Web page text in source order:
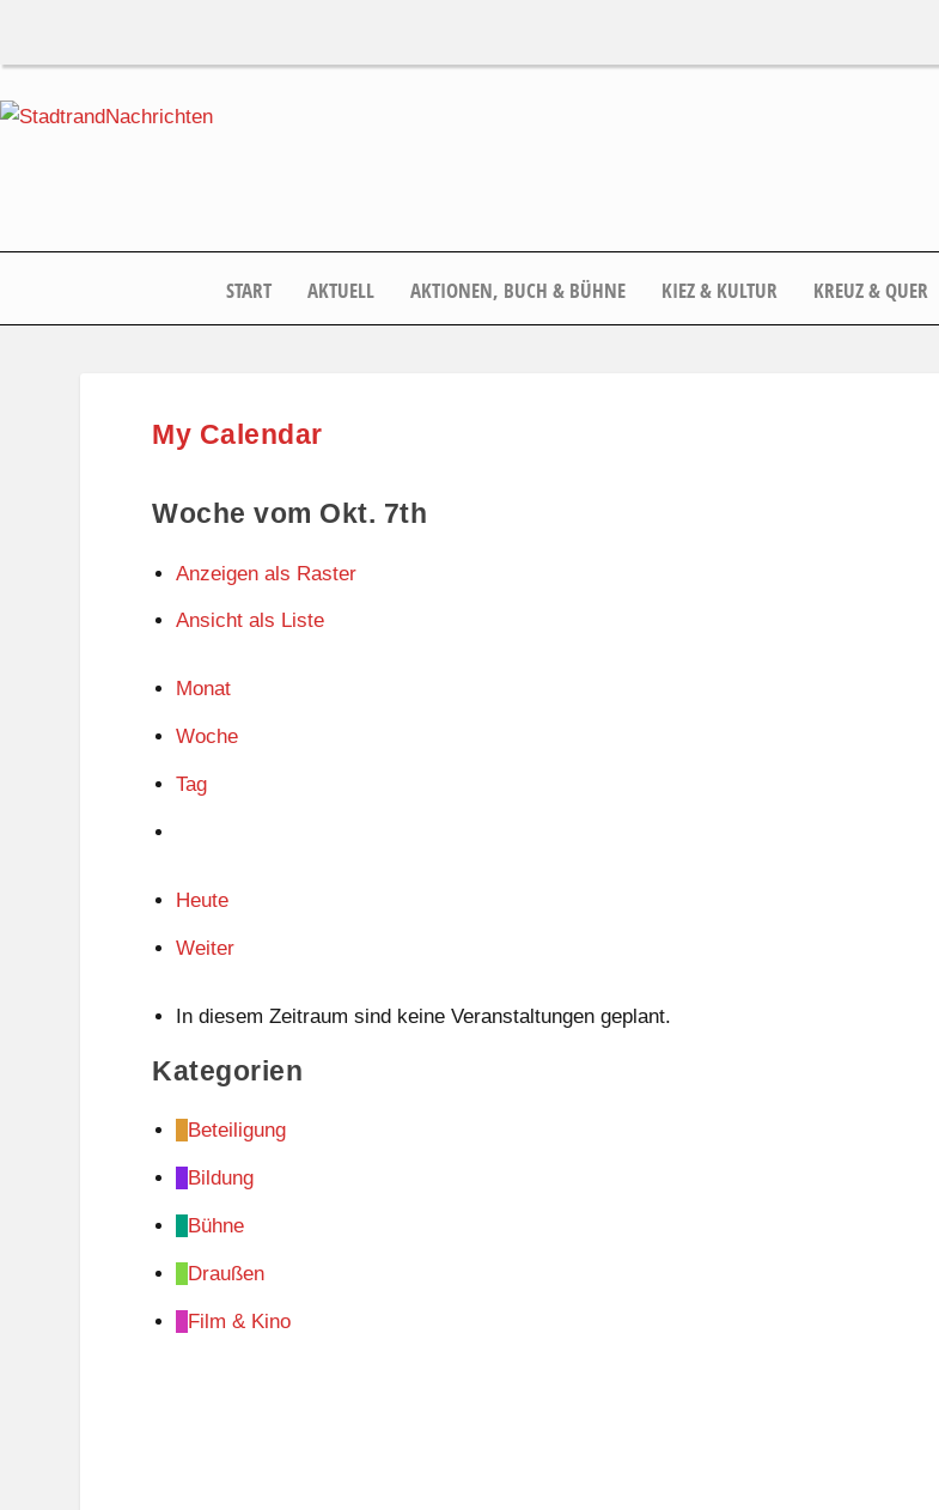
START AKTUELL AKTIONEN, BUCH & BÜHNE KIEZ & KULTUR KREUZ & QUER
My Calendar
Woche vom Okt. 7th
Anzeigen als Raster
Ansicht als Liste
Monat
Woche
Tag
Heute
Weiter
In diesem Zeitraum sind keine Veranstaltungen geplant.
Kategorien
Beteiligung
Bildung
Bühne
Draußen
Film & Kino